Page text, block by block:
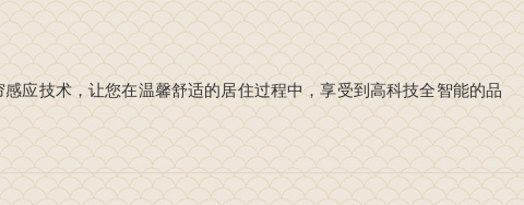
应技术，让您在温馨舒适的居住过程中，享受到高科技全智能的品